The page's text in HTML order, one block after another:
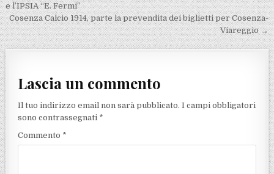
e l’IPSIA “E. Fermi”
Cosenza Calcio 1914, parte la prevendita dei biglietti per Cosenza-
Viareggio →
Lascia un commento
Il tuo indirizzo email non sarà pubblicato. I campi obbligatori
sono contrassegnati *
Commento *